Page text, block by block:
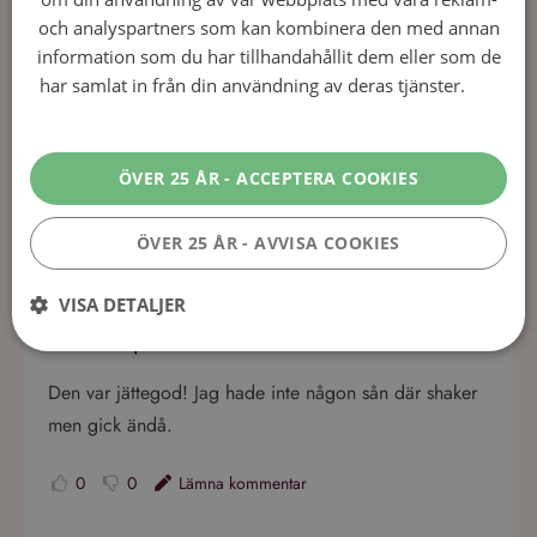
Användarrecensioner av Hallondrink
– Frisk och Läskande Cocktail med
Basilika och Gin
Den var jättegod! Jag hade inte någon sån där shaker
men gick ändå.
0 0 Lämna kommentar
och analyspartners som kan kombinera den med annan
information som du har tillhandahållit dem eller som de
har samlat in från din användning av deras tjänster.
ÖVER 25 ÅR - ACCEPTERA COOKIES
ÖVER 25 ÅR - AVVISA COOKIES
VISA DETALJER
Prestanda Inriktning Funktioner
att direkt identifiera en viss besökare.